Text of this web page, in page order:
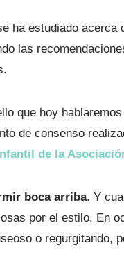
ha estudiado acerca
las
que hoy
de consenso
de la
boca arriba. Y
por el estilo. En
o regurgitando,